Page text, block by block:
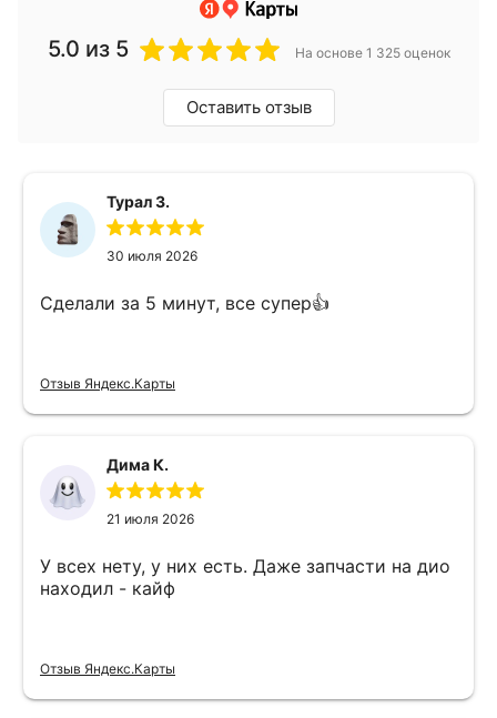
5.0 из 5 На основе 1 325 оценок
Оставить отзыв
Турал З.
30 июля 2026
Сделали за 5 минут, все супер👍
Отзыв Яндекс.Карты
Дима К.
21 июля 2026
У всех нету, у них есть. Даже запчасти на дио
находил - кайф
Отзыв Яндекс.Карты